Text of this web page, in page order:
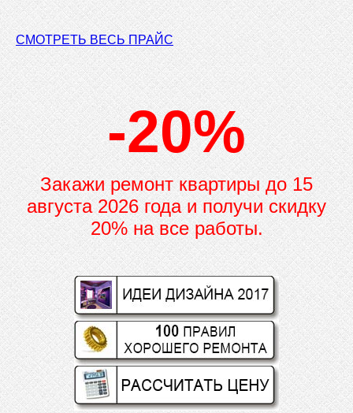
СМОТРЕТЬ ВЕСЬ ПРАЙС
-20%
Закажи ремонт квартиры до15
августа 2026 года и получи скидку
20% на все работы.